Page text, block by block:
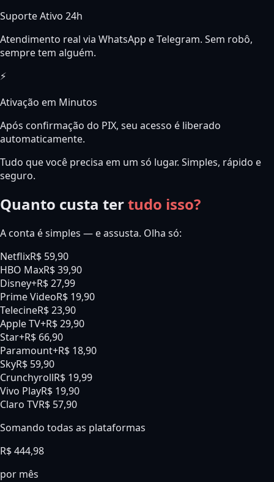
Suporte Ativo 24h
Atendimento real via WhatsApp e Telegram. Sem robô,
sempre tem alguém.
⚡
Ativação em Minutos
Após confirmação do PIX, seu acesso é liberado
automaticamente.
Tudo que você precisa em um só lugar. Simples, rápido e
seguro.
Quanto custa tertudo isso?
A conta é simples — e assusta. Olha só:
NetflixR$ 59,90
HBO MaxR$ 39,90
Disney+R$ 27,99
Prime VideoR$ 19,90
TelecineR$ 23,90
Apple TV+R$ 29,90
Star+R$ 66,90
Paramount+R$ 18,90
SkyR$ 59,90
CrunchyrollR$ 19,99
Vivo PlayR$ 19,90
Claro TVR$ 57,90
Somando todas as plataformas
R$444,98
por mês